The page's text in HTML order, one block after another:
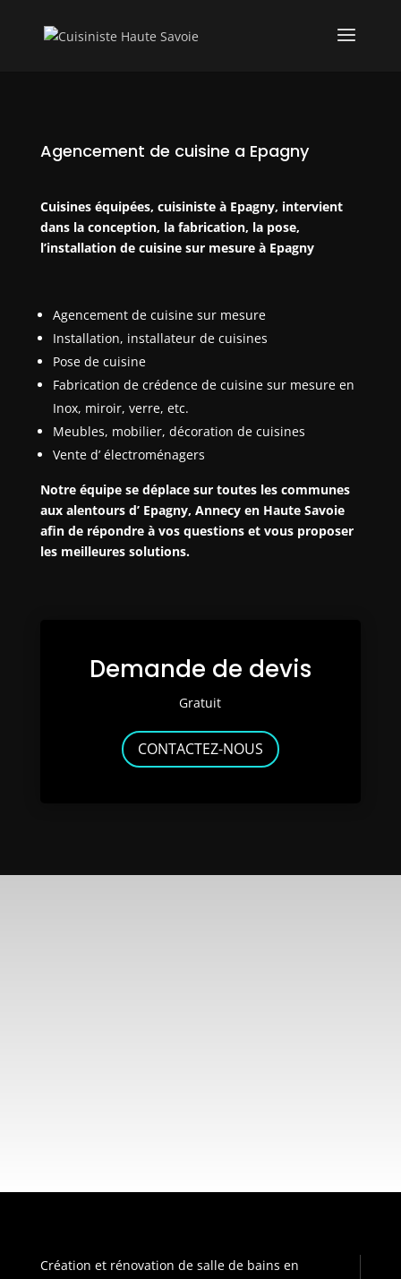
Agencement de cuisine a Epagny
Cuisines équipées, cuisiniste à Epagny, intervient
dans la conception, la fabrication, la pose,
l’installation de cuisine sur mesure à Epagny
Agencement de cuisine sur mesure
Installation, installateur de cuisines
Pose de cuisine
Fabrication de crédence de cuisine sur mesure en
Inox, miroir, verre, etc.
Meubles, mobilier, décoration de cuisines
Vente d’ électroménagers
Notre équipe se déplace sur toutes les communes
aux alentours d’ Epagny, Annecy en Haute Savoie
afin de répondre à vos questions et vous proposer
les meilleures solutions.
Demande de devis
Gratuit
CONTACTEZ-NOUS
Création et rénovation de salle de bains en